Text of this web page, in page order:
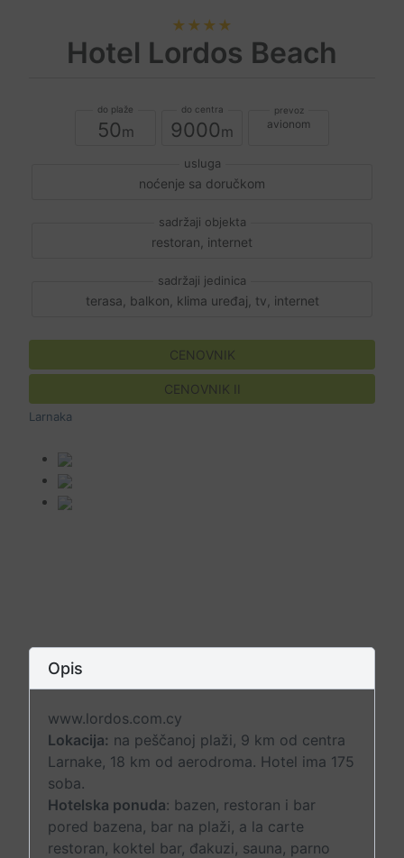
★★★★
Hotel Lordos Beach
50 9000 avionom
noćenje sa doručkom
restoran, internet
terasa, balkon, klima uređaj, tv, internet
CENOVNIK
CENOVNIK II
Larnaka
Opis
www.lordos.com.cy
Lokacija: na peščanoj plaži, 9 km od centra
Larnake, 18 km od aerodroma. Hotel ima 175
soba.
Hotelska ponuda: bazen, restoran i bar
pored bazena, bar na plaži, a la carte
restoran, koktel bar, đakuzi, sauna, parno